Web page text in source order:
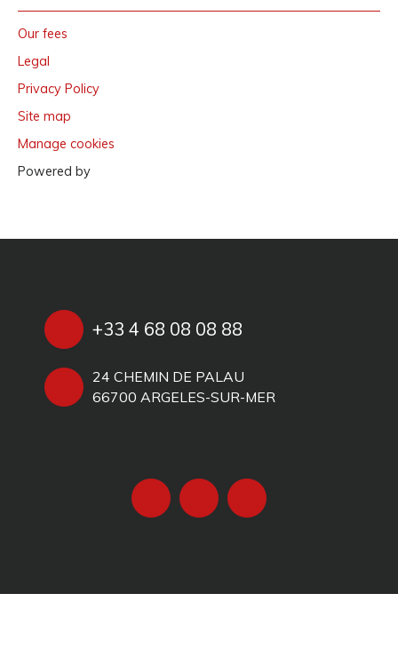
Our fees
Legal
Privacy Policy
Site map
Manage cookies
Powered by
+33 4 68 08 08 88
24 CHEMIN DE PALAU
66700 ARGELES-SUR-MER